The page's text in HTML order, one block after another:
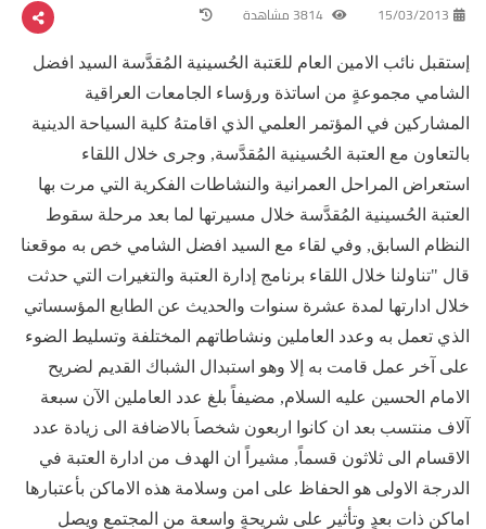
15/03/2013
إستقبل نائب الامين العام للعَتبة الحُسينية المُقدَّسة السيد افضل
الشامي مجموعةٍ من اساتذة ورؤساء الجامعات العراقية
المشاركين في المؤتمر العلمي الذي اقامتهُ كلية السياحة الدينية
بالتعاون مع العتبة الحُسينية المُقدَّسة, وجرى خلال اللقاء
استعراض المراحل العمرانية والنشاطات الفكرية التي مرت بها
العتبة الحُسينية المُقدَّسة خلال مسيرتها لما بعد مرحلة سقوط
النظام السابق, وفي لقاء مع السيد افضل الشامي خص به موقعنا
قال "تناولنا خلال اللقاء برنامج إدارة العتبة والتغيرات التي حدثت
خلال ادارتها لمدة عشرة سنوات والحديث عن الطابع المؤسساتي
الذي تعمل به وعدد العاملين ونشاطاتهم المختلفة وتسليط الضوء
على آخر عمل قامت به إلا وهو استبدال الشباك القديم لضريح
الامام الحسين عليه السلام, مضيفاً بلغ عدد العاملين الآن سبعة
آلاف منتسب بعد ان كانوا اربعون شخصاَ بالاضافة الى زيادة عدد
الاقسام الى ثلاثون قسماً, مشيراً ان الهدف من ادارة العتبة في
الدرجة الاولى هو الحفاظ على امن وسلامة هذه الاماكن بأعتبارها
اماكن ذات بعدٍ وتأثير على شريحةٍ واسعة من المجتمع ويصل